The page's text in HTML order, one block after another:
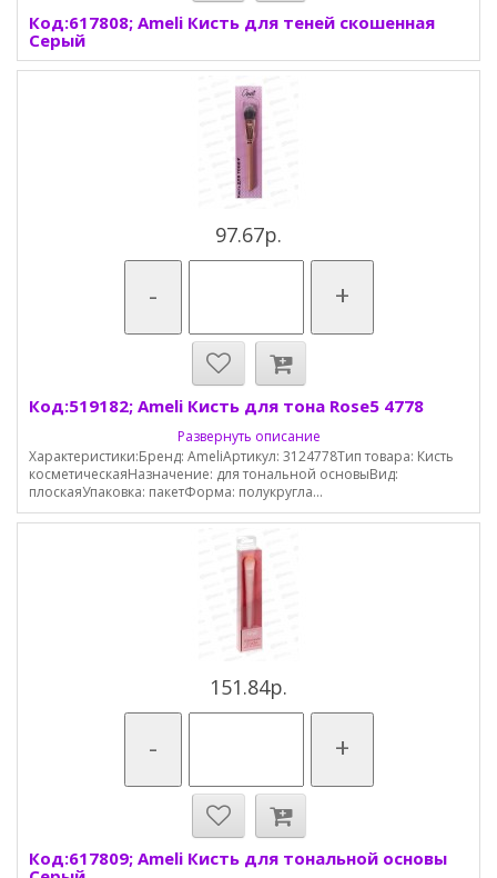
Код:617808; Ameli Кисть для теней скошенная
Серый
97.67р.
- +
Код:519182; Ameli Кисть для тона Rose5 4778
Развернуть описание
Характеристики:Бренд: AmeliАртикул: 3124778Тип товара: Кисть
косметическаяНазначение: для тональной основыВид:
плоскаяУпаковка: пакетФорма: полукругла...
151.84р.
- +
Код:617809; Ameli Кисть для тональной основы